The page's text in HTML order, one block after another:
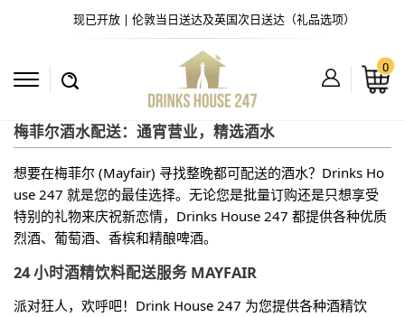
现已开放 | 伦敦当日送达及英国次日送达（礼品选项）
0
梅菲尔酒水配送：通宵营业，精选酒水
想要在梅菲尔 (Mayfair) 寻找整晚都可配送的酒水？Drinks Ho
use 247 就是您的最佳选择。无论您是批量订购还是只想享受
特别的礼物来庆祝新恋情，Drinks House 247 都提供各种优质
烈酒、葡萄酒、香槟和精酿啤酒。
24 小时酒精饮料配送服务 MAYFAIR
派对狂人，欢呼吧！Drink House 247 为您提供各种酒精饮